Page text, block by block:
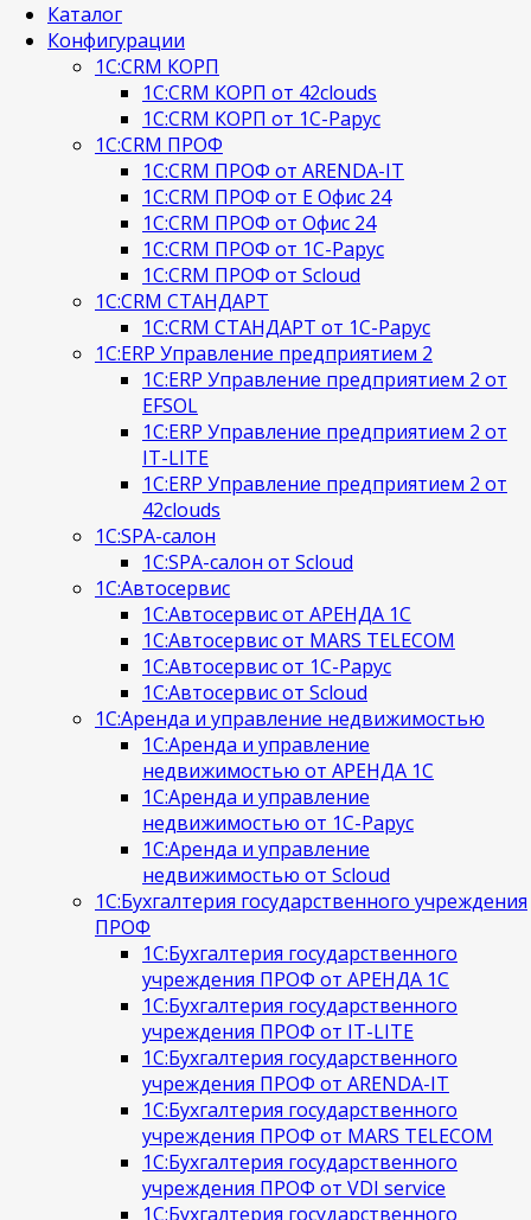
Каталог
Конфигурации
1С:CRM КОРП
1С:CRM КОРП от 42clouds
1С:CRM КОРП от 1С-Рарус
1С:CRM ПРОФ
1С:CRM ПРОФ от ARENDA-IT
1С:CRM ПРОФ от Е Офис 24
1С:CRM ПРОФ от Офис 24
1С:CRM ПРОФ от 1С-Рарус
1С:CRM ПРОФ от Scloud
1С:CRM СТАНДАРТ
1С:CRM СТАНДАРТ от 1С-Рарус
1С:ERP Управление предприятием 2
1С:ERP Управление предприятием 2 от
EFSOL
1С:ERP Управление предприятием 2 от
IT-LITE
1С:ERP Управление предприятием 2 от
42clouds
1С:SPA-салон
1С:SPA-салон от Scloud
1С:Автосервис
1С:Автосервис от АРЕНДА 1С
1С:Автосервис от MARS TELECOM
1С:Автосервис от 1С-Рарус
1С:Автосервис от Scloud
1С:Аренда и управление недвижимостью
1С:Аренда и управление
недвижимостью от АРЕНДА 1С
1С:Аренда и управление
недвижимостью от 1С-Рарус
1С:Аренда и управление
недвижимостью от Scloud
1С:Бухгалтерия государственного учреждения
ПРОФ
1С:Бухгалтерия государственного
учреждения ПРОФ от АРЕНДА 1С
1С:Бухгалтерия государственного
учреждения ПРОФ от IT-LITE
1С:Бухгалтерия государственного
учреждения ПРОФ от ARENDA-IT
1С:Бухгалтерия государственного
учреждения ПРОФ от MARS TELECOM
1С:Бухгалтерия государственного
учреждения ПРОФ от VDI service
1С:Бухгалтерия государственного